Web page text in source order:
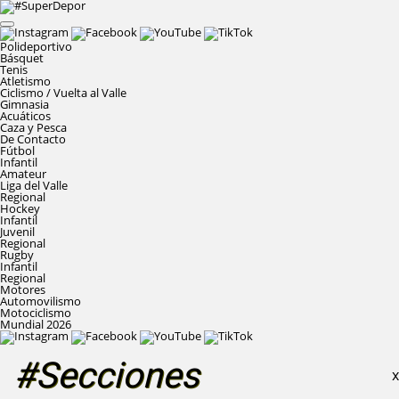
Polideportivo
Básquet
Tenis
Atletismo
Ciclismo / Vuelta al Valle
Gimnasia
Acuáticos
Caza y Pesca
De Contacto
Fútbol
Infantil
Amateur
Liga del Valle
Regional
Hockey
Infantil
Juvenil
Regional
Rugby
Infantil
Regional
Motores
Automovilismo
Motociclismo
Mundial 2026
#Secciones X